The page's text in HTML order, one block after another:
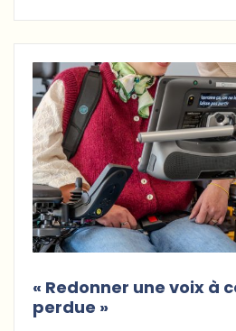
« Redonner une voix à
perdue »